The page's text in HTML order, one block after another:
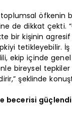
öfkenin
de dikkat çekti.
bir kişinin agresif
tetikleyebilir.
ekip içinde
bireysel
şeklinde
becerisi